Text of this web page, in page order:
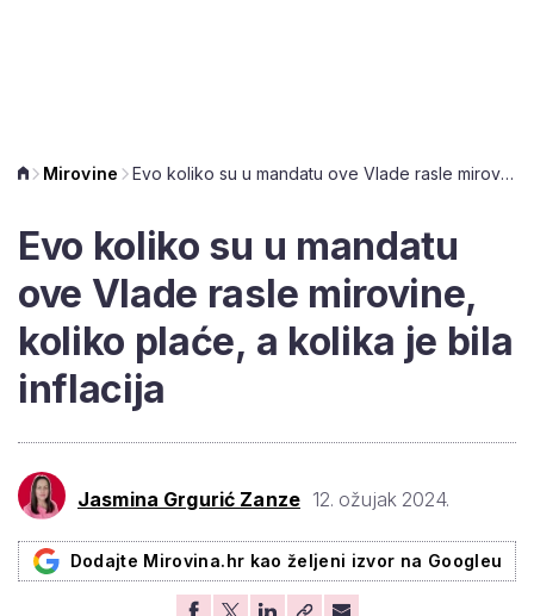
Mirovine Evo koliko su u mandatu ove Vlade rasle mirovine, koliko plaće, a kolika je bila inflacija
Evo koliko su u mandatu
ove Vlade rasle mirovine,
koliko plaće, a kolika je bila
inflacija
Jasmina Grgurić Zanze 12. ožujak 2024.
Dodajte Mirovina.hr kao željeni izvor na Googleu